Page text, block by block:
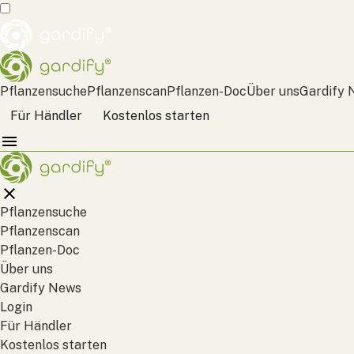
PflanzensuchePflanzenscanPflanzen-DocÜber unsGardify
Für Händler
Kostenlos starten
Pflanzensuche
Pflanzenscan
Pflanzen-Doc
Über uns
Gardify News
Login
Für Händler
Kostenlos starten